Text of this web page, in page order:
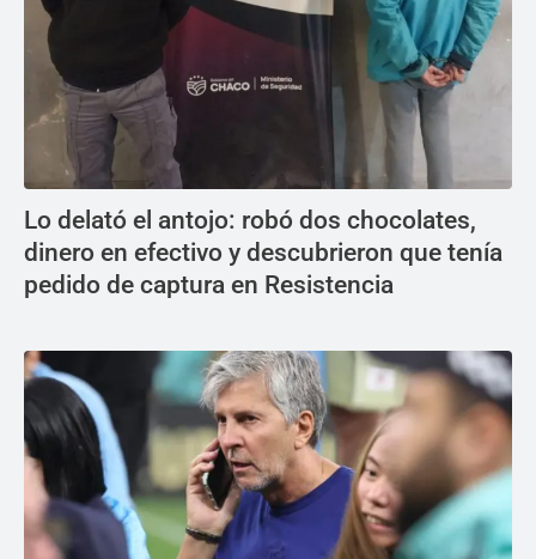
Lo delató el antojo: robó dos chocolates,
dinero en efectivo y descubrieron que tenía
pedido de captura en Resistencia